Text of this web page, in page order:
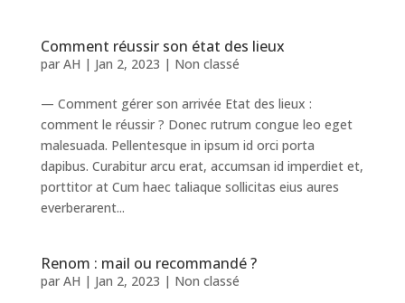
Comment réussir son état des lieux
par AH | Jan 2, 2023 | Non classé
— Comment gérer son arrivée Etat des lieux :
comment le réussir ? Donec rutrum congue leo eget
malesuada. Pellentesque in ipsum id orci porta
dapibus. Curabitur arcu erat, accumsan id imperdiet et,
porttitor at Cum haec taliaque sollicitas eius aures
everberarent...
Renom : mail ou recommandé ?
par AH | Jan 2, 2023 | Non classé